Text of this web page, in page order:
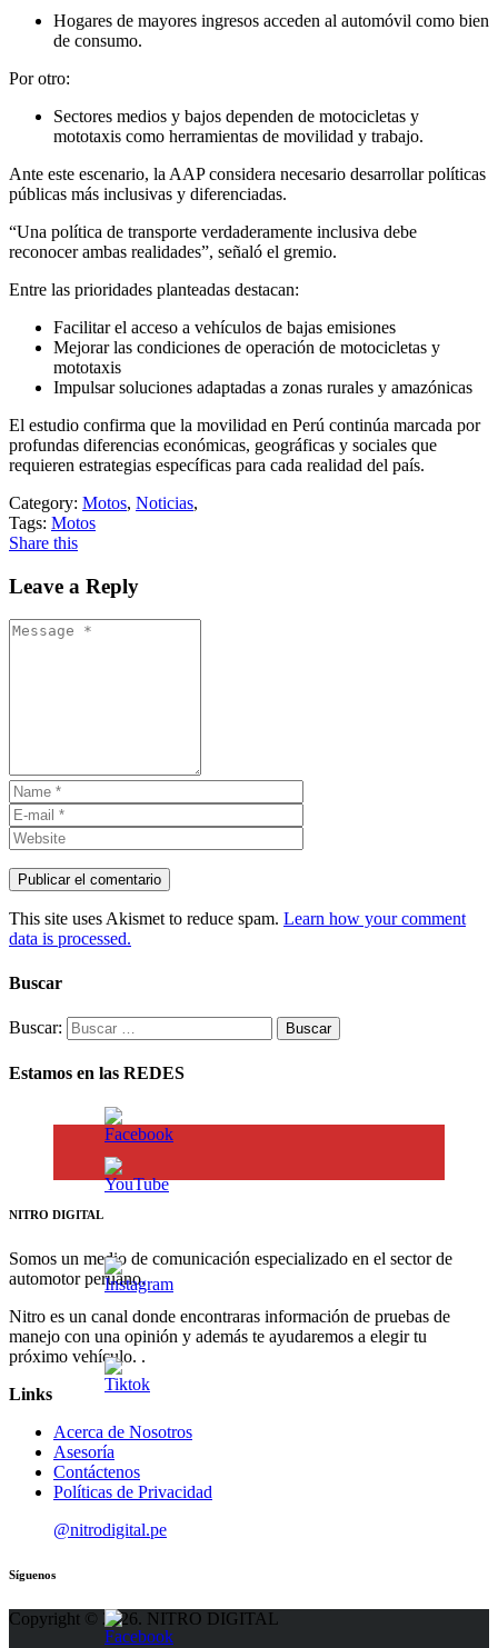
Hogares de mayores ingresos acceden al automóvil como bien
de consumo.
Por otro:
Sectores medios y bajos dependen de motocicletas y
mototaxis como herramientas de movilidad y trabajo.
Ante este escenario, la AAP considera necesario desarrollar políticas
públicas más inclusivas y diferenciadas.
“Una política de transporte verdaderamente inclusiva debe
reconocer ambas realidades”, señaló el gremio.
Entre las prioridades planteadas destacan:
Facilitar el acceso a vehículos de bajas emisiones
Mejorar las condiciones de operación de motocicletas y
mototaxis
Impulsar soluciones adaptadas a zonas rurales y amazónicas
El estudio confirma que la movilidad en Perú continúa marcada por
profundas diferencias económicas, geográficas y sociales que
requieren estrategias específicas para cada realidad del país.
Category: Motos, Noticias,
Tags: Motos
Share this
Leave a Reply
This site uses Akismet to reduce spam. Learn how your comment
data is processed.
Buscar
Buscar:
Estamos en las REDES
NITRO DIGITAL
Somos un medio de comunicación especializado en el sector de
automotor peruano.
Nitro es un canal donde encontraras información de pruebas de
manejo con una opinión y además te ayudaremos a elegir tu
próximo vehículo. .
Links
Acerca de Nosotros
Asesoría
Contáctenos
Políticas de Privacidad
@nitrodigital.pe
Síguenos
Copyright © 2026. NITRO DIGITAL